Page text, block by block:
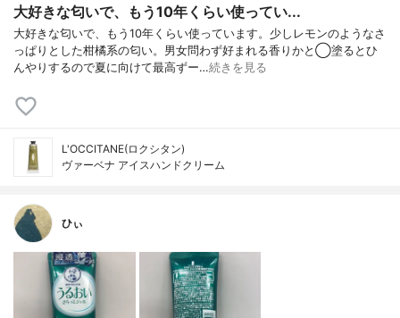
大好きな匂いで、もう10年くらい使ってい...
大好きな匂いで、もう10年くらい使っています。少しレモンのようなさ
っぱりとした柑橘系の匂い。男女問わず好まれる香りかと◯塗るとひ
んやりするので夏に向けて最高ずー…続きを見る
L'OCCITANE(ロクシタン)
ヴァーベナ アイスハンドクリーム
ひぃ